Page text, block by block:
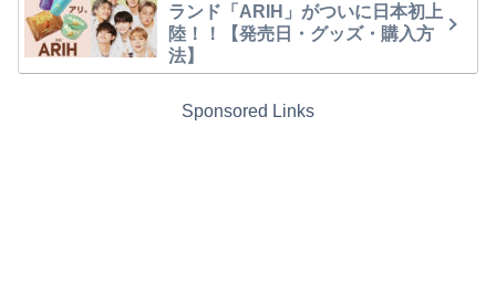
ランド「ARIH」がついに日本初上
陸！！【発売日・グッズ・購入方
法】
Sponsored Links